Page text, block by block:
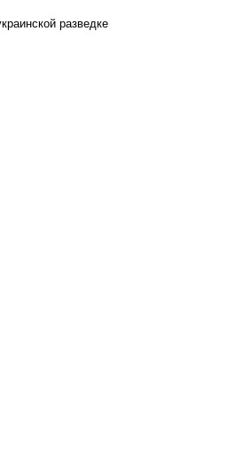
разведке